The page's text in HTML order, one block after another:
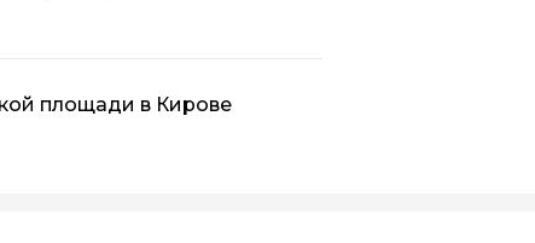
площади в Кирове